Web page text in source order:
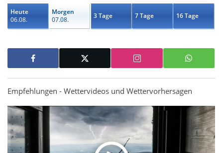
Heute
06.08.
Morgen
07.08.
3 Tage 7 Tage 16 Tage
Empfehlungen - Wettervideos und Wettervorhersagen